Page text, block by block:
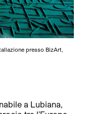
presso BizArt,
a Lubiana,